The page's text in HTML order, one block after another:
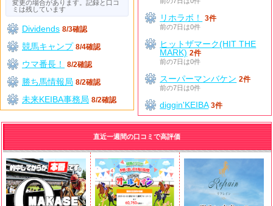
リホラボ！
3件
前の7日は0件
ヒットザマーク(HIT THE
MARK) 2件
前の7日は0件
スーパーマンバケン 2件
前の7日は0件
diggin'KEIBA 3件
変更の場合があります。記録と口コ
ミは残しています
Dividends 8/3確認
競馬キャンプ 8/4確認
ウマ番長！ 8/2確認
勝ち馬情報局 8/2確認
未来KEIBA事務局 8/2確認
直近一週間の口コミで高評価